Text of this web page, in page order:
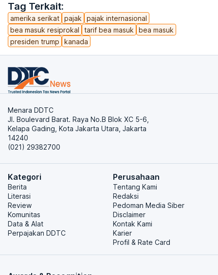
Tag Terkait:
amerika serikat pajak
pajak internasional
bea masuk resiprokal
tarif bea masuk
bea masuk
presiden trump
kanada
Menara DDTC
Jl. Boulevard Barat. Raya No.B Blok XC 5-6,
Kelapa Gading, Kota Jakarta Utara, Jakarta
14240
(021) 29382700
Kategori
Berita
Literasi
Review
Komunitas
Data & Alat
Perpajakan DDTC
Perusahaan
Tentang Kami
Redaksi
Pedoman Media Siber
Disclaimer
Kontak Kami
Karier
Profil & Rate Card